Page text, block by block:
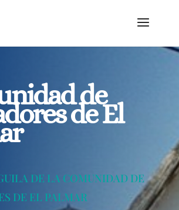
de
de El
DE LA COMUNIDAD DE
DE EL PALMAR